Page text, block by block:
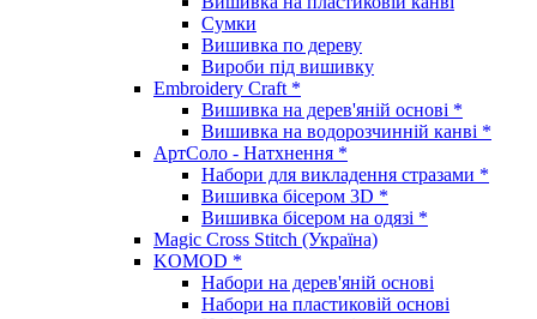
Сумки
Вишивка по дереву
Вироби під вишивку
Embroidery Craft *
Вишивка на дерев'яній основі *
Вишивка на водорозчинній канві *
АртСоло - Натхнення *
Набори для викладення стразами *
Вишивка бісером 3D *
Вишивка бісером на одязі *
Magic Cross Stitch (Україна)
KOMOD *
Набори на дерев'яній основі
Набори на пластиковій основі